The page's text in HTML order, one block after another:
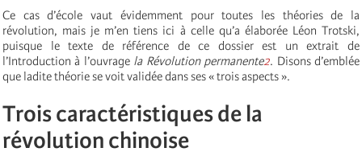
Ce cas d’école vaut évidemment pour toutes les théories de la
révolution, mais je m’en tiens ici à celle qu’a élaborée Léon Trotski,
puisque le texte de référence de ce dossier est un extrait de
l’Introduction à l’ouvrage la Révolution permanente2. Disons d’emblée
que ladite théorie se voit validée dans ses « trois aspects ».
Trois caractéristiques de la
révolution chinoise